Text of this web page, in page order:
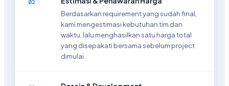
02
Berdasarkan requirement yang sudah final,
kami mengestimasi kebutuhan tim dan
waktu, lalu menghasilkan satu harga total
yang disepakati bersama sebelum project
dimulai.